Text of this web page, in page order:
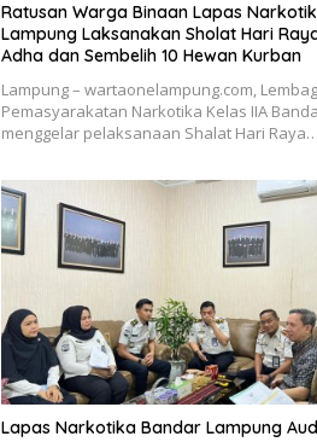
Ratusan Warga Binaan Lapas
Lampung Laksanakan Sholat Hari Raya Idul
Adha dan Sembelih 10 Hewan Kurban
Lampung – wartaonelampung.com,
Pemasyarakatan Narkotika Kelas IIA
menggelar pelaksanaan Shalat Hari Raya…
Lapas Narkotika Bandar Lampung